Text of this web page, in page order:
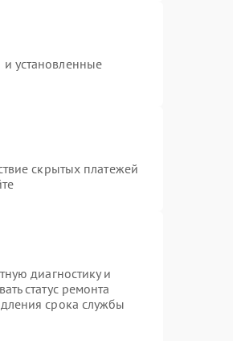
установленные
скрытых платежей
диагностику и
статус ремонта
срока службы